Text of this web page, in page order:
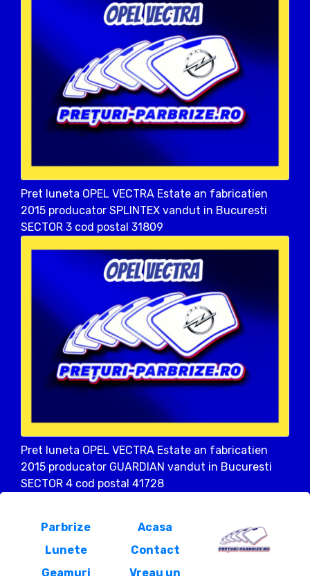
Pret luneta OPEL VECTRA Estate an fabricatien
2015 producator SPLINTEX vandut in Bucuresti
SECTOR 3 cod postal 31809
Pret luneta OPEL VECTRA Estate an fabricatien
2015 producator GUARDIAN vandut in Bucuresti
SECTOR 4 cod postal 41728
Parbrize
Lunete
Geamuri
Acasa
Contact
Vreau un